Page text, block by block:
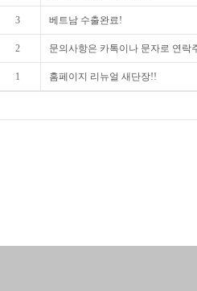
3 베트남 수출완료!
2 문의사항은 카톡이나 문자로 연락
1 홈페이지 리뉴얼 새단장!!